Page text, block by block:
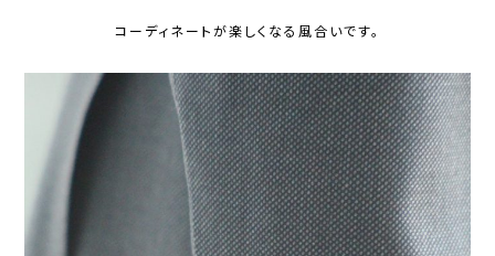
コーディネートが楽しくなる風合いです。